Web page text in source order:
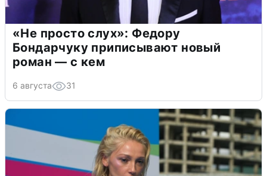
«Не просто слух»: Федору
Бондарчуку приписывают новый
роман — с кем
6 августа 31